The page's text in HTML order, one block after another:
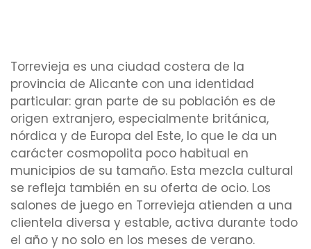
Torrevieja es una ciudad costera de la
provincia de Alicante con una identidad
particular: gran parte de su población es de
origen extranjero, especialmente británica,
nórdica y de Europa del Este, lo que le da un
carácter cosmopolita poco habitual en
municipios de su tamaño. Esta mezcla cultural
se refleja también en su oferta de ocio. Los
salones de juego en Torrevieja atienden a una
clientela diversa y estable, activa durante todo
el año y no solo en los meses de verano.